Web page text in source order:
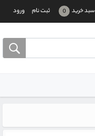
ورود ثبت نام سبد خرید 0